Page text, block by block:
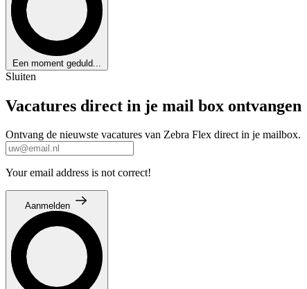
Een moment geduld...
Sluiten
Vacatures direct in je mail box ontvangen
Ontvang de nieuwste vacatures van Zebra Flex direct in je mailbox.
Your email address is not correct!
Aanmelden